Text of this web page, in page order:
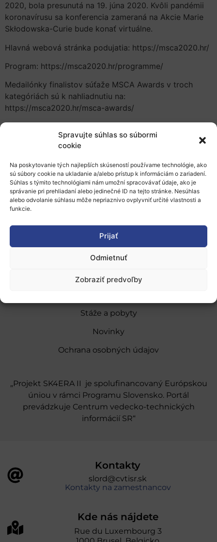
Spravujte súhlas so súbormi
cookie
Na poskytovanie tých najlepších skúseností používame technológie, ako
sú súbory cookie na ukladanie a/alebo prístup k informáciám o zariadení.
Súhlas s týmito technológiami nám umožní spracovávať údaje, ako je
správanie pri prehliadaní alebo jedinečné ID na tejto stránke. Nesúhlas
alebo odvolanie súhlasu môže nepriaznivo ovplyvniť určité vlastnosti a
funkcie.
Prijať
Odmietnuť
Zobraziť predvoľby
2020, bola presunutá na 19. júna 2020. Kvôli pandémii
koronavírusu sa konferencia zameraná na Akcie Marie
Skłodowska-Curie bude konať virtuálne.
Hlavná webová stránka podujatia: https://msca2020.hr/
Program: https://msca2020.hr/programme/
Medailónky finalistov súťaže MSCA Awards v troch
kategóriách sú k nahliadnutiu na:
https://msca2020.hr/msca-awards/
videokonferencie.
Pridať do Google Kalendára
O nás
Naše služby
Stáže a pobyty
Novinky
Ochrana osobných údajov
„Projekt SK4ERA II je spolufinancovaný Európskou
úniou v rámci Programu Slovensko. Portál
prevádzkuje Centrum vedecko-technických
informácií SR“
Kontakty
slord@cvtisr.sk
Kontakty na zamestnancov
Kde nás nájdete
Rue du Luxembourg 3